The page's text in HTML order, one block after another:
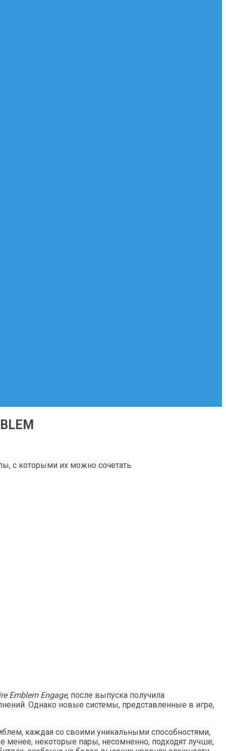
с которыми их можно сочетать.
Emblem Engage, после выпуска получила
Однако новые системы, представленные в игре,
каждая со своими уникальными способностями,
менее, некоторые пары, несомненно, подходят лучше,